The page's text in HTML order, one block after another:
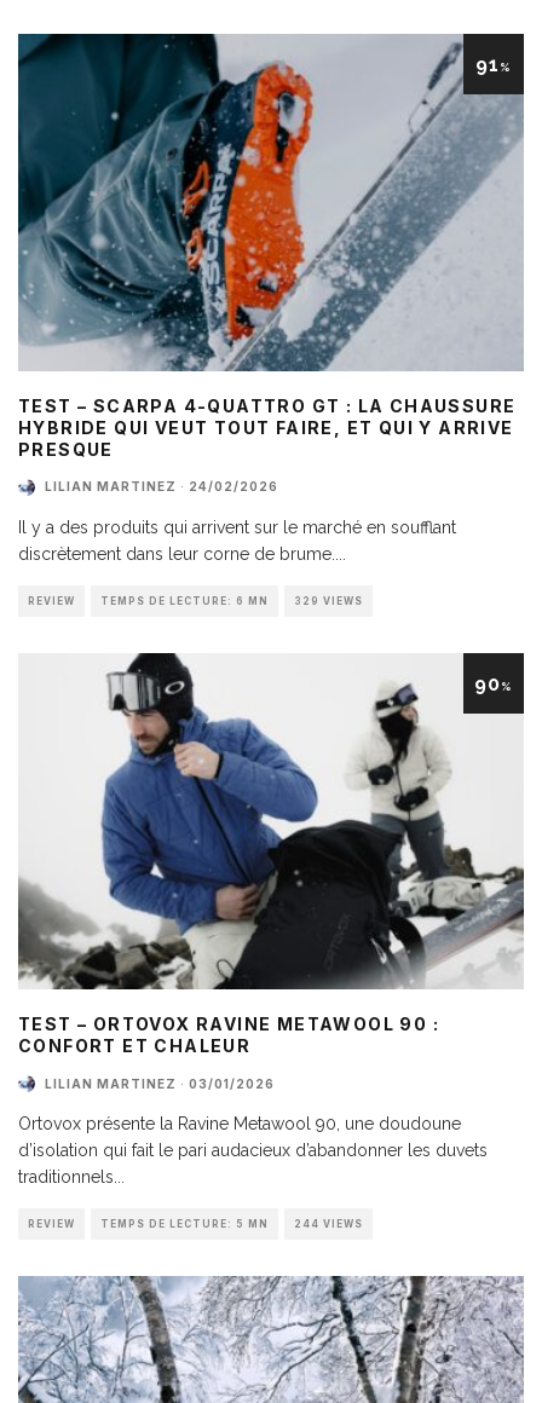
91 %
TEST – SCARPA 4-QUATTRO GT : LA CHAUSSURE
HYBRIDE QUI VEUT TOUT FAIRE, ET QUI Y ARRIVE
PRESQUE
LILIAN MARTINEZ · 24/02/2026
Il y a des produits qui arrivent sur le marché en soufflant
discrètement dans leur corne de brume.
REVIEW TEMPS DE LECTURE: 6 MN 329 VIEWS
90%
TEST – ORTOVOX RAVINE METAWOOL 90 :
CONFORT ET CHALEUR
LILIAN MARTINEZ · 03/01/2026
Ortovox présente la Ravine Metawool 90, une doudoune
d’isolation qui fait le pari audacieux d’abandonner les duvets
traditionnels...
REVIEW TEMPS DE LECTURE: 5 MN 244 VIEWS